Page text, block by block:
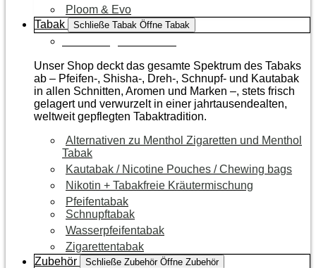
Ploom & Evo
Tabak
Schließe Tabak Öffne Tabak
Unser Shop deckt das gesamte Spektrum des Tabaks
ab – Pfeifen-, Shisha-, Dreh-, Schnupf- und Kautabak
in allen Schnitten, Aromen und Marken –, stets frisch
gelagert und verwurzelt in einer jahrtausendealten,
weltweit gepflegten Tabaktradition.
Alternativen zu Menthol Zigaretten und Menthol
Tabak
Kautabak / Nicotine Pouches / Chewing bags
Nikotin + Tabakfreie Kräutermischung
Pfeifentabak
Schnupftabak
Wasserpfeifentabak
Zigarettentabak
Zubehör
Schließe Zubehör Öffne Zubehör